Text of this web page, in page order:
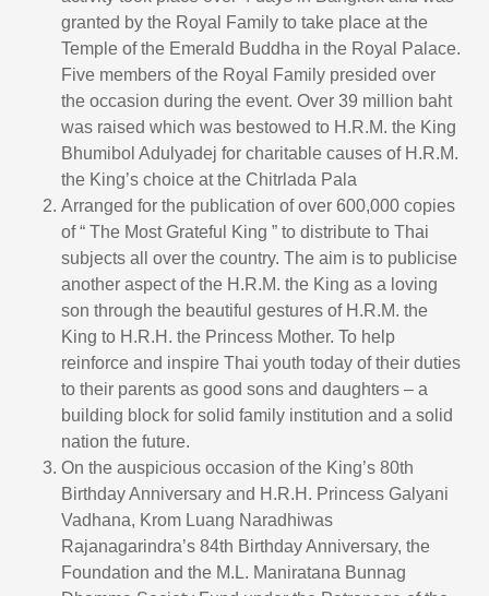
granted by the Royal Family to take place at the
Temple of the Emerald Buddha in the Royal Palace.
Five members of the Royal Family presided over
the occasion during the event. Over 39 million baht
was raised which was bestowed to H.R.M. the King
Bhumibol Adulyadej for charitable causes of H.R.M.
the King’s choice at the Chitrlada Pala
Arranged for the publication of over 600,000 copies
of “ The Most Grateful King ” to distribute to Thai
subjects all over the country. The aim is to publicise
another aspect of the H.R.M. the King as a loving
son through the beautiful gestures of H.R.M. the
King to H.R.H. the Princess Mother. To help
reinforce and inspire Thai youth today of their duties
to their parents as good sons and daughters – a
building block for solid family institution and a solid
nation the future.
On the auspicious occasion of the King’s 80th
Birthday Anniversary and H.R.H. Princess Galyani
Vadhana, Krom Luang Naradhiwas
Rajanagarindra’s 84th Birthday Anniversary, the
Foundation and the M.L. Maniratana Bunnag